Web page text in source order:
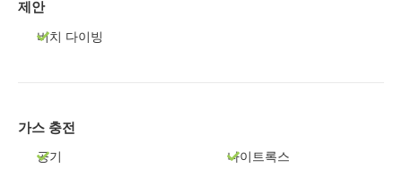
제안
비치 다이빙
가스 충전
공기 나이트록스